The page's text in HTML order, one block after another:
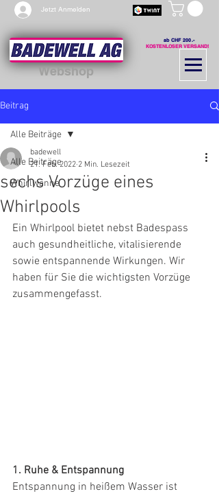
Jetzt Anmelden
Webshop
ab CHF 200.-
KOSTENLOSER VERSAND!
Beitrag
Alle Beiträge
Whirlwanne
Alle Beiträge
sechs Vorzüge eines
Whirlpools
badewell
21. Feb. 2022 2 Min. Lesezeit
Ein Whirlpool bietet nebst Badespass
auch gesundheitliche, vitalisierende
sowie entspannende Wirkungen. Wir
haben für Sie die wichtigsten Vorzüge
zusammengefasst.
1. Ruhe & Entspannung
Entspannung in heißem Wasser ist